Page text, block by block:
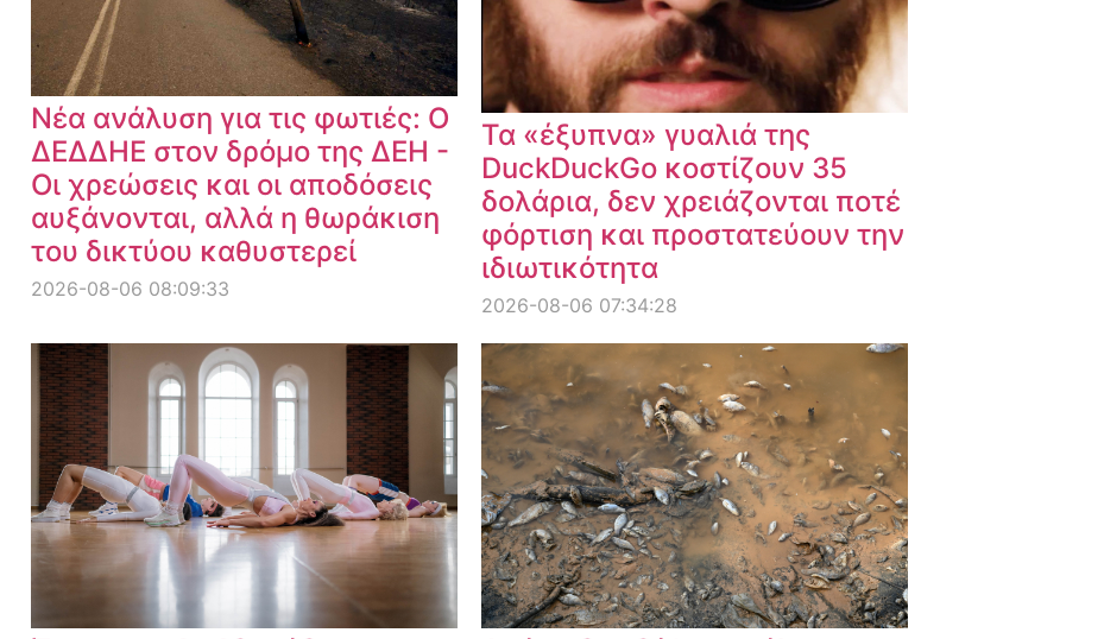
Νέα ανάλυση για τις φωτιές: Ο
ΔΕΔΔΗΕ στον δρόμο της ΔΕΗ -
Οι χρεώσεις και οι αποδόσεις
αυξάνονται, αλλά η θωράκιση
του δικτύου καθυστερεί
2026-08-06 08:09:33
Τα «έξυπνα» γυαλιά της
DuckDuckGo κοστίζουν 35
δολάρια, δεν χρειάζονται ποτέ
φόρτιση και προστατεύουν την
ιδιωτικότητα
2026-08-06 07:34:28